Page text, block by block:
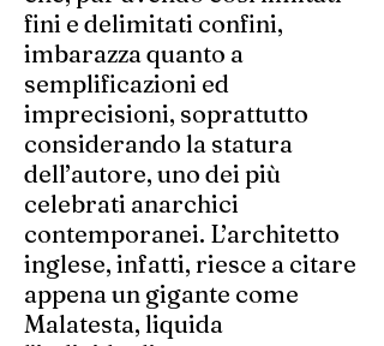
fini e delimitati confini,
imbarazza quanto a
semplificazioni ed
imprecisioni, soprattutto
considerando la statura
dell’autore, uno dei più
celebrati anarchici
contemporanei. L’architetto
inglese, infatti, riesce a citare
appena un gigante come
Malatesta, liquida